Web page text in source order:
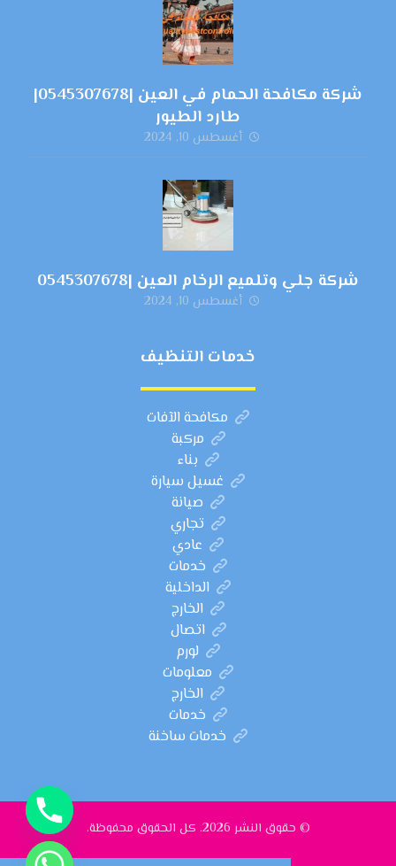
شركة مكافحة الحمام في العين |0545307678|
طارد الطيور
أغسطس 10, 2024
شركة جلي وتلميع الرخام العين |0545307678
أغسطس 10, 2024
خدمات التنظيف
مكافحة الآفات
مركبة
بناء
غسيل سيارة
صيانة
تجاري
عادي
خدمات
الداخلية
الخارج
اتصال
لورم
معلومات
الخارج
خدمات
خدمات ساخنة
© حقوق النشر 2026. كل الحقوق محفوظة.